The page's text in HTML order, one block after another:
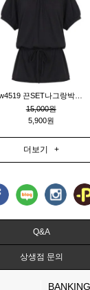
15,000원
5,900원
더보기 +
Q&A
상생점 문의
BANKING